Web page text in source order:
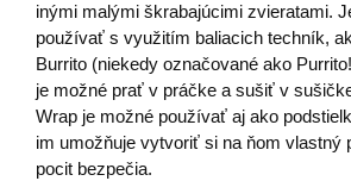
inými malými škrabajúcimi zvieratami.
používať s využitím baliacich techník,
Burrito (niekedy označované ako
je možné prať v práčke a sušiť v
Wrap je možné používať aj ako
im umožňuje vytvoriť si na ňom vlastný
pocit bezpečia.